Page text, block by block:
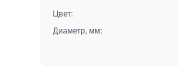
Цвет:
Диаметр, мм: